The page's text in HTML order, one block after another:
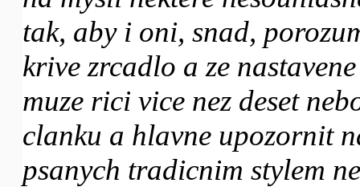
tak, aby i oni, snad,
krive zrcadlo a ze
muze rici vice nez deset
clanku a hlavne upozornit
psanych tradicnim stylem